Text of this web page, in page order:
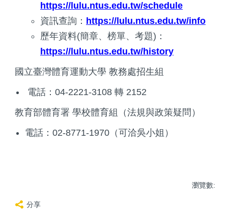
https://lulu.ntus.edu.tw/schedule
資訊查詢： https://lulu.ntus.edu.tw/info
歷年資料(簡章、榜單、考題)：
https://lulu.ntus.edu.tw/history
國立臺灣體育運動大學 教務處招生組
電話：04-2221-3108 轉 2152
教育部體育署 學校體育組（法規與政策疑問）
電話：02-8771-1970（可洽吳小姐）
瀏覽數:
分享